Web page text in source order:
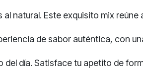
natural. Este exquisito mix
de sabor auténtica, con
día. Satisface tu apetito de